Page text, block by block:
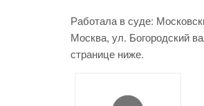
Работала в суде:
Москва, ул. Богородский
странице ниже.